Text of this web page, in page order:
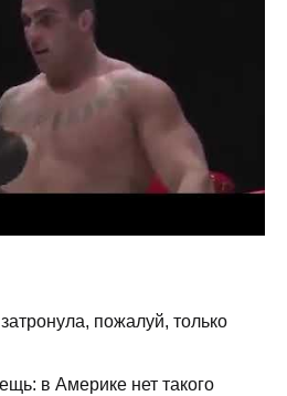
пожалуй, только
в Америке нет такого